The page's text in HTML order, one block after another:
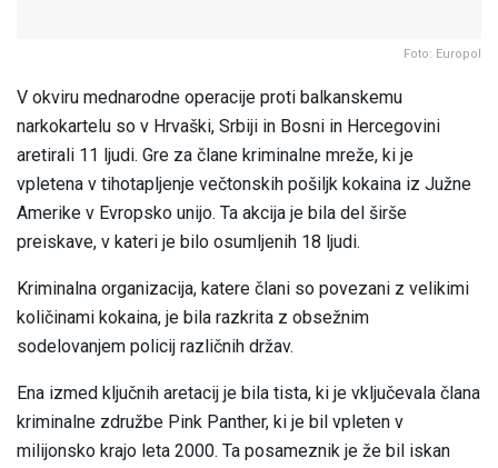
Foto: Europol
V okviru mednarodne operacije proti balkanskemu
narkokartelu so v Hrvaški, Srbiji in Bosni in Hercegovini
aretirali 11 ljudi. Gre za člane kriminalne mreže, ki je
vpletena v tihotapljenje večtonskih pošiljk kokaina iz Južne
Amerike v Evropsko unijo. Ta akcija je bila del širše
preiskave, v kateri je bilo osumljenih 18 ljudi.
Kriminalna organizacija, katere člani so povezani z velikimi
količinami kokaina, je bila razkrita z obsežnim
sodelovanjem policij različnih držav.
Ena izmed ključnih aretacij je bila tista, ki je vključevala člana
kriminalne združbe Pink Panther, ki je bil vpleten v
milijonsko krajo leta 2000. Ta posameznik je že bil iskan